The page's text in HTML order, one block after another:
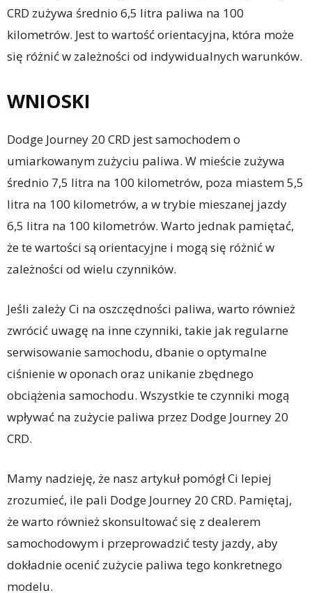
CRD zużywa średnio 6,5 litra paliwa na 100
kilometrów. Jest to wartość orientacyjna, która może
się różnić w zależności od indywidualnych warunków.
WNIOSKI
Dodge Journey 20 CRD jest samochodem o
umiarkowanym zużyciu paliwa. W mieście zużywa
średnio 7,5 litra na 100 kilometrów, poza miastem 5,5
litra na 100 kilometrów, a w trybie mieszanej jazdy
6,5 litra na 100 kilometrów. Warto jednak pamiętać,
że te wartości są orientacyjne i mogą się różnić w
zależności od wielu czynników.
Jeśli zależy Ci na oszczędności paliwa, warto również
zwrócić uwagę na inne czynniki, takie jak regularne
serwisowanie samochodu, dbanie o optymalne
ciśnienie w oponach oraz unikanie zbędnego
obciążenia samochodu. Wszystkie te czynniki mogą
wpływać na zużycie paliwa przez Dodge Journey 20
CRD.
Mamy nadzieję, że nasz artykuł pomógł Ci lepiej
zrozumieć, ile pali Dodge Journey 20 CRD. Pamiętaj,
że warto również skonsultować się z dealerem
samochodowym i przeprowadzić testy jazdy, aby
dokładnie ocenić zużycie paliwa tego konkretnego
modelu.